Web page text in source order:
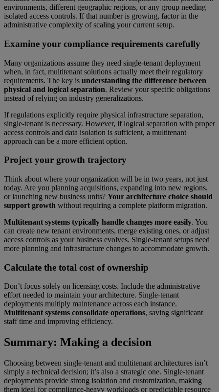
environments, different geographic regions, or any group needing
isolated access controls. If that number is growing, factor in the
administrative complexity of scaling your current setup.
Examine your compliance requirements carefully
Many organizations assume they need single-tenant deployment
when, in fact, multitenant solutions actually meet their regulatory
requirements. The key is understanding the difference between
physical and logical separation. Review your specific obligations
instead of relying on industry generalizations.
If regulations explicitly require physical infrastructure separation,
single-tenant is necessary. However, if logical separation with proper
access controls and data isolation is sufficient, a multitenant
approach can be a more efficient option.
Project your growth trajectory
Think about where your organization will be in two years, not just
today. Are you planning acquisitions, expanding into new regions,
or launching new business units? Your architecture choice should
support growth without requiring a complete platform migration.
Multitenant systems typically handle changes more easily. You
can create new tenant environments, merge existing ones, or adjust
access controls as your business evolves. Single-tenant setups need
more planning and infrastructure changes to accommodate growth.
Calculate the total cost of ownership
Don’t focus solely on licensing costs. Include the administrative
effort needed to maintain your architecture. Single-tenant
deployments multiply maintenance across each instance.
Multitenant systems consolidate operations, saving significant
staff time and improving efficiency.
Summary: Making a decision
Choosing between single-tenant and multitenant architectures isn’t
simply a technical decision; it’s also a strategic one. Single-tenant
deployments provide strong isolation and customization, making
them ideal for compliance-heavy workloads or predictable resource